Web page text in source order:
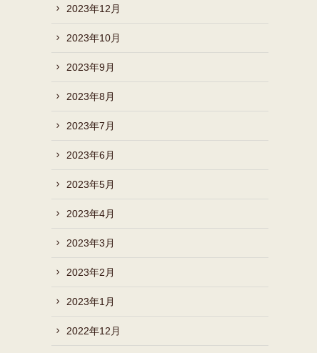
2023年12月
2023年10月
2023年9月
2023年8月
2023年7月
2023年6月
2023年5月
2023年4月
2023年3月
2023年2月
2023年1月
2022年12月